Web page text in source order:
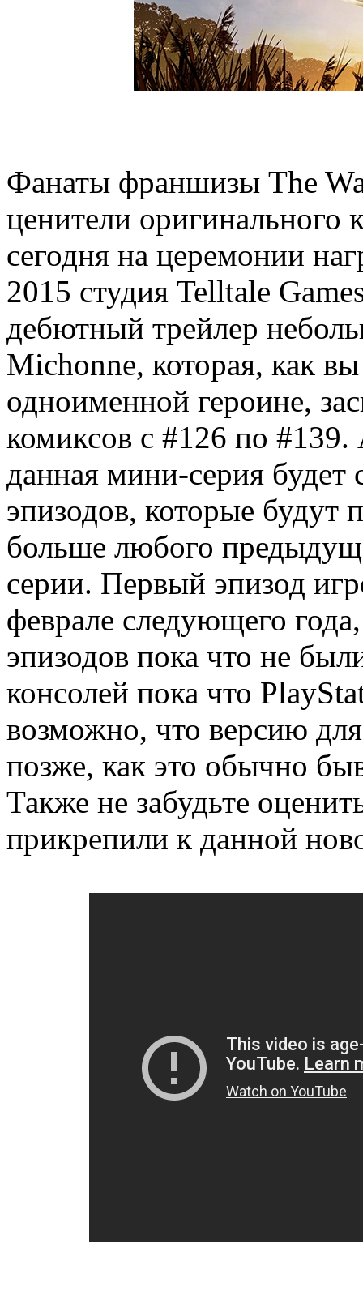
Фанаты франшизы The
ценители оригинального
сегодня на церемонии
2015 студия Telltale
дебютный трейлер
Michonne, которая, как
одноименной героине,
комиксов с #126 по
данная мини-серия будет
эпизодов, которые будут
больше любого
серии. Первый эпизод
феврале следующего
эпизодов пока что не
консолей пока что
возможно, что версию
позже, как это обычно
Также не забудьте
прикрепили к данной